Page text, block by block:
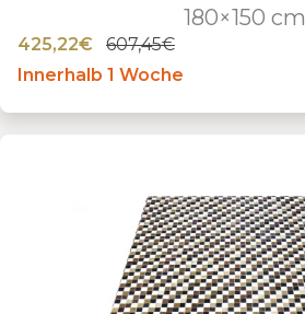
180×150 cm
425,22€
607,45€
Innerhalb 1 Woche